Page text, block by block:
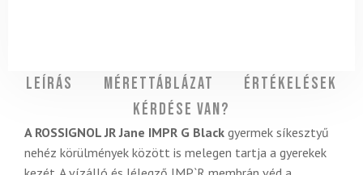
Leírás Mérettáblázat
Értékelések
Kérdése van?
A ROSSIGNOL JR Jane IMPR G Black gyermek síkesztyű
nehéz körülmények között is melegen tartja a gyerekek